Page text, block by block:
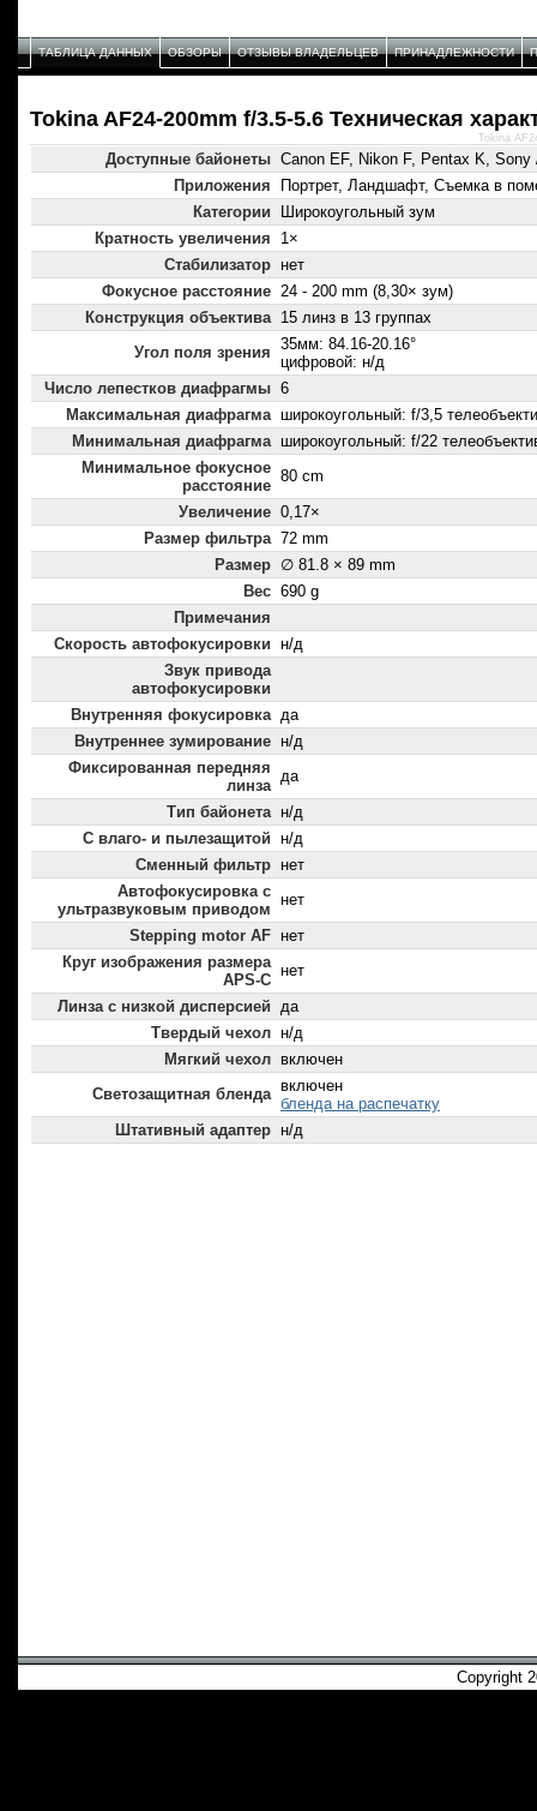
ТАБЛИЦА ДАННЫХ ОБЗОРЫ ОТЗЫВЫ ВЛАДЕЛЬЦЕВ ПРИНАДЛЕЖНОСТИ
Tokina AF24-200mm f/3.5-5.6 Техническая
Доступные байонеты Canon EF, Nikon F, Pentax K, Sony
Приложения
Портрет, Ландшафт, Съемка в
Категории
Широкоугольный зум
Кратность увеличения
1×
Стабилизатор нет
Фокусное расстояние 24 - 200 mm (8,30× зум)
Конструкция объектива 15 линз в 13 группах
Угол поля зрения 35мм: 84.16-20.16°
цифровой: н/д
Число лепестков диафрагмы 6
Максимальная диафрагма широкоугольный: f/3,5
Минимальная диафрагма широкоугольный: f/22
Минимальное фокусное
расстояние
80 cm
Увеличение 0,17×
Размер фильтра 72 mm
Размер ∅ 81.8 × 89 mm
Вес 690 g
Примечания
Скорость автофокусировки н/д
Звук привода
автофокусировки
Внутренняя фокусировка да
Внутреннее зумирование н/д
Фиксированная передняя
линза
да
Тип байонета н/д
С влаго- и пылезащитой н/д
Сменный фильтр нет
Автофокусировка с
ультразвуковым приводом
нет
Stepping motor AF нет
Круг изображения размера
APS-C
нет
Линза с низкой дисперсией да
Твердый чехол н/д
Мягкий чехол включен
Светозащитная бленда включен
бленда на распечатку
Штативный адаптер н/д
Tokina
Copyright